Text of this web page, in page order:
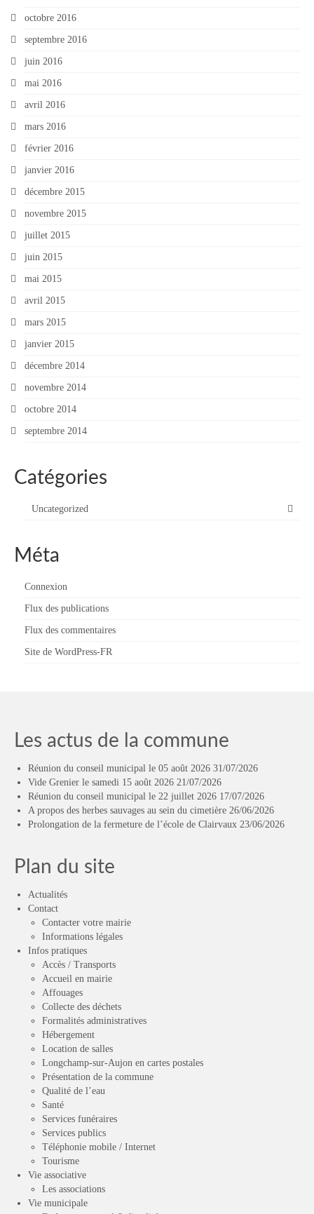
octobre 2016
septembre 2016
juin 2016
mai 2016
avril 2016
mars 2016
février 2016
janvier 2016
décembre 2015
novembre 2015
juillet 2015
juin 2015
mai 2015
avril 2015
mars 2015
janvier 2015
décembre 2014
novembre 2014
octobre 2014
septembre 2014
Catégories
Uncategorized
Méta
Connexion
Flux des publications
Flux des commentaires
Site de WordPress-FR
Les actus de la commune
Réunion du conseil municipal le 05 août 2026 31/07/2026
Vide Grenier le samedi 15 août 2026 21/07/2026
Réunion du conseil municipal le 22 juillet 2026 17/07/2026
A propos des herbes sauvages au sein du cimetière 26/06/2026
Prolongation de la fermeture de l’école de Clairvaux 23/06/2026
Plan du site
Actualités
Contact
Contacter votre mairie
Informations légales
Infos pratiques
Accès / Transports
Accueil en mairie
Affouages
Collecte des déchets
Formalités administratives
Hébergement
Location de salles
Longchamp-sur-Aujon en cartes postales
Présentation de la commune
Qualité de l’eau
Santé
Services funéraires
Services publics
Téléphonie mobile / Internet
Tourisme
Vie associative
Les associations
Vie municipale